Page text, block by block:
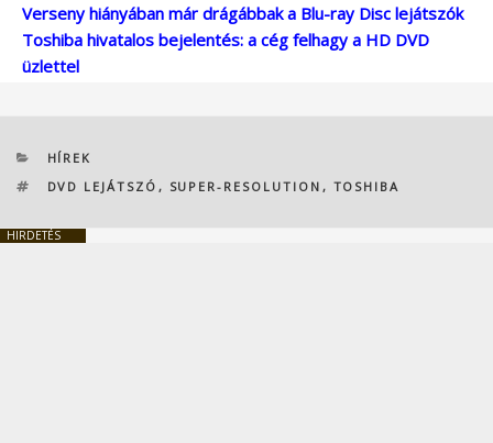
Verseny hiányában már drágábbak a Blu-ray Disc lejátszók
Toshiba hivatalos bejelentés: a cég felhagy a HD DVD
üzlettel
KATEGÓRIÁK
HÍREK
CÍMKÉK
DVD LEJÁTSZÓ , SUPER-RESOLUTION , TOSHIBA
HIRDETÉS